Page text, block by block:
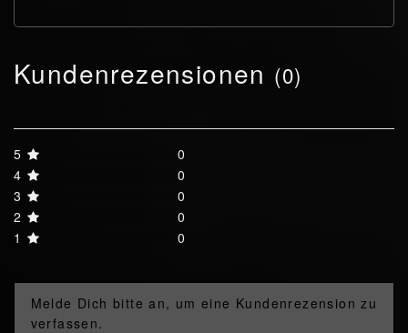
Kundenrezensionen (0)
5
0
4
0
3
0
2
0
1
0
Melde Dich bitte an, um eine Kundenrezension zu
verfassen.